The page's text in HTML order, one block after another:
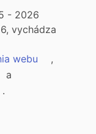
- 2026
vychádza
webu
,
a
.